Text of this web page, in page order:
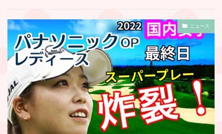
ニュース